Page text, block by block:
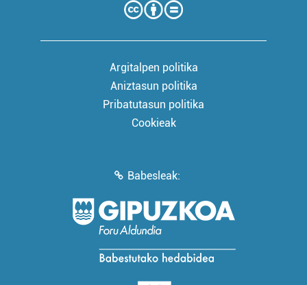
Argitalpen politika
Aniztasun politika
Pribatutasun politika
Cookieak
Babesleak: